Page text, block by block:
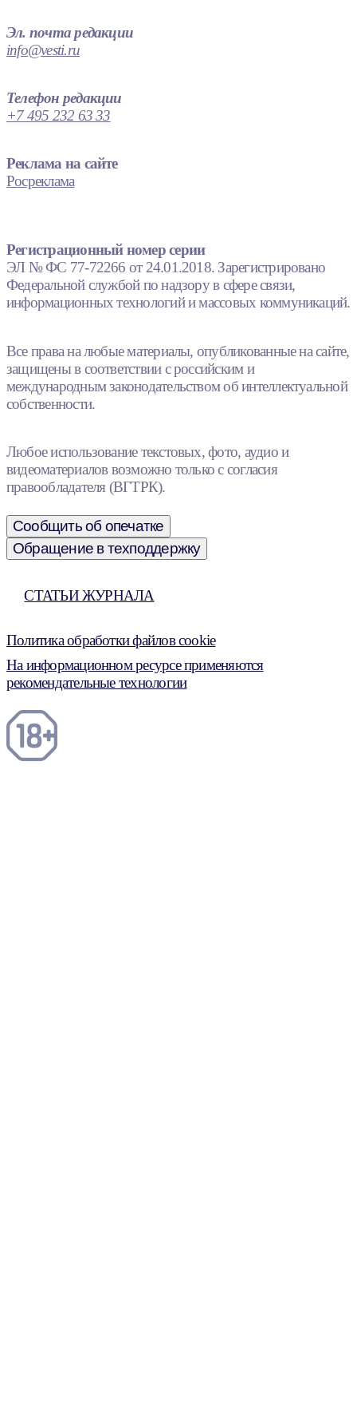
Эл. почта редакции
info@vesti.ru
Телефон редакции
+7 495 232 63 33
Реклама на сайте
Росреклама
Регистрационный номер серии
ЭЛ № ФС 77-72266 от 24.01.2018. Зарегистрировано
Федеральной службой по надзору в сфере связи,
информационных технологий и массовых коммуникаций.
Все права на любые материалы, опубликованные на сайте,
защищены в соответствии с российским и
международным законодательством об интеллектуальной
собственности.
Любое использование текстовых, фото, аудио и
видеоматериалов возможно только с согласия
правообладателя (ВГТРК).
Сообщить об опечатке
Обращение в техподдержку
СТАТЬИ ЖУРНАЛА
Политика обработки файлов cookie
На информационном ресурсе применяются
рекомендательные технологии